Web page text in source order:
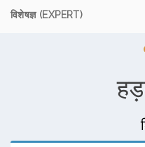
विशेषज्ञ (EXPERT)